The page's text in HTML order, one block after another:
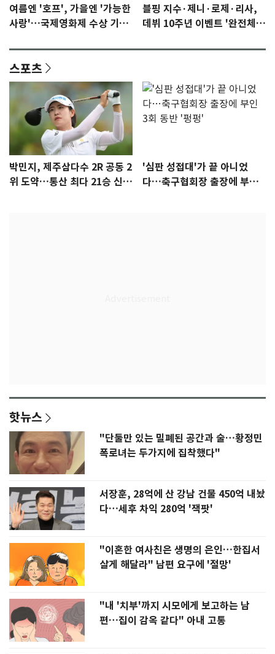
여름엔 '호프', 가을엔 '가능한
사랑'…국제영화제 수상 기대
블핑 지수·제니·로제·리사,
데뷔 10주년 이벤트 '완전체'
스포츠
박민지, 제주삼다수 2R 공동 2
위 도약…통산 최다 21승 신기
'심판 성접대'가 끝 아니었
다…축구협회장 출장에 부인
핫뉴스
"단둘만 있는 밀폐된 공간과 술…황정민
폭로녀는 두가지에 집착했다"
서장훈, 28억에 산 강남 건물 450억 내놨
다…세후 차익 280억 '잭팟'
"이혼한 여사친은 생명의 은인…한집서
살게 해달라" 남편 요구에 '절망'
"내 '치부'까지 시모에게 보고하는 남
편…집이 감옥 같다" 아내 고통